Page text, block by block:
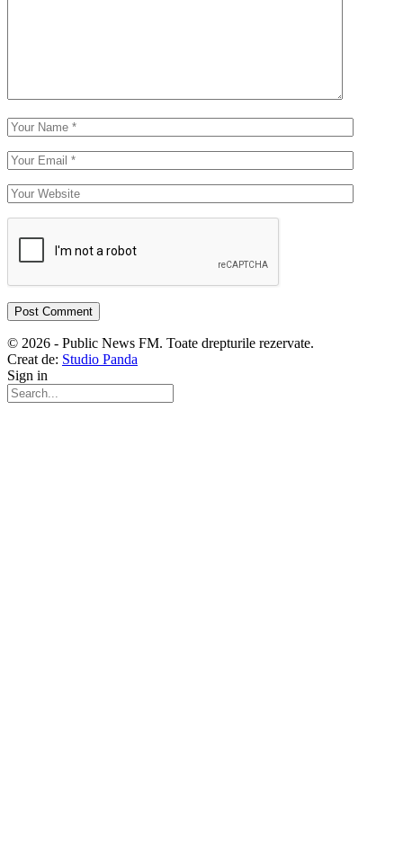
© 2026 - Public News FM. Toate drepturile rezervate.
Creat de: Studio Panda
Sign in